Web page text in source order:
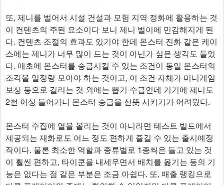
또, 제니를 벌어서 시설 건설과 모험 지역 정화에 활용하는 것
이 컨텐츠의 주된 요소이다 보니 제니 벌이에 민감해지게 된
다. 컨텐츠 조절의 효과도 있기야 한데 몬스터 진화 같은 케이
스에는 제니가 너무 많이 드는 것이 아닌가 싶은 생각도 들었
다. 애초에 몬스터를 승급시킬 수 있는 조건이 동일 몬스터의
조각을 일정량 모아야 하는 것이고, 이 조건 자체가 미니게임
보상 등으로 걸리는 것 외에는 뽑기 수급인데 거기에 제니도
2천 이상 들어가니 몬스터 승급을 선뜻 시키기가 어려웠다.
몬스터 수집에 열을 올리는 것이 아니라면 테스트 빌드에서
제공되는 재화로도 어느 정도 편하게 즐길 수 있는 출시예정
작이다. 물론 최소한 역할과 종류별로 1종씩은 들고 있는 것
이 훨씬 편하고, 타이쿤을 내세우면서 배치를 옮기는 등의 기
능은 없다는 점 같은 부분은 조금 아쉽다. 또, 매출 랭킹으로